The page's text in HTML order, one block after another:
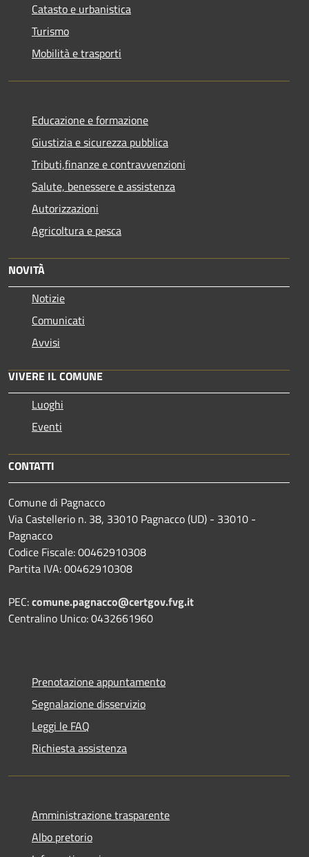
Catasto e urbanistica
Turismo
Mobilità e trasporti
Educazione e formazione
Giustizia e sicurezza pubblica
Tributi,finanze e contravvenzioni
Salute, benessere e assistenza
Autorizzazioni
Agricoltura e pesca
NOVITÀ
Notizie
Comunicati
Avvisi
VIVERE IL COMUNE
Luoghi
Eventi
CONTATTI
Comune di Pagnacco
Via Castellerio n. 38, 33010 Pagnacco (UD) - 33010 -
Pagnacco
Codice Fiscale: 00462910308
Partita IVA: 00462910308
PEC:comune.pagnacco@certgov.fvg.it
Centralino Unico: 0432661960
Prenotazione appuntamento
Segnalazione disservizio
Leggi le FAQ
Richiesta assistenza
Amministrazione trasparente
Albo pretorio